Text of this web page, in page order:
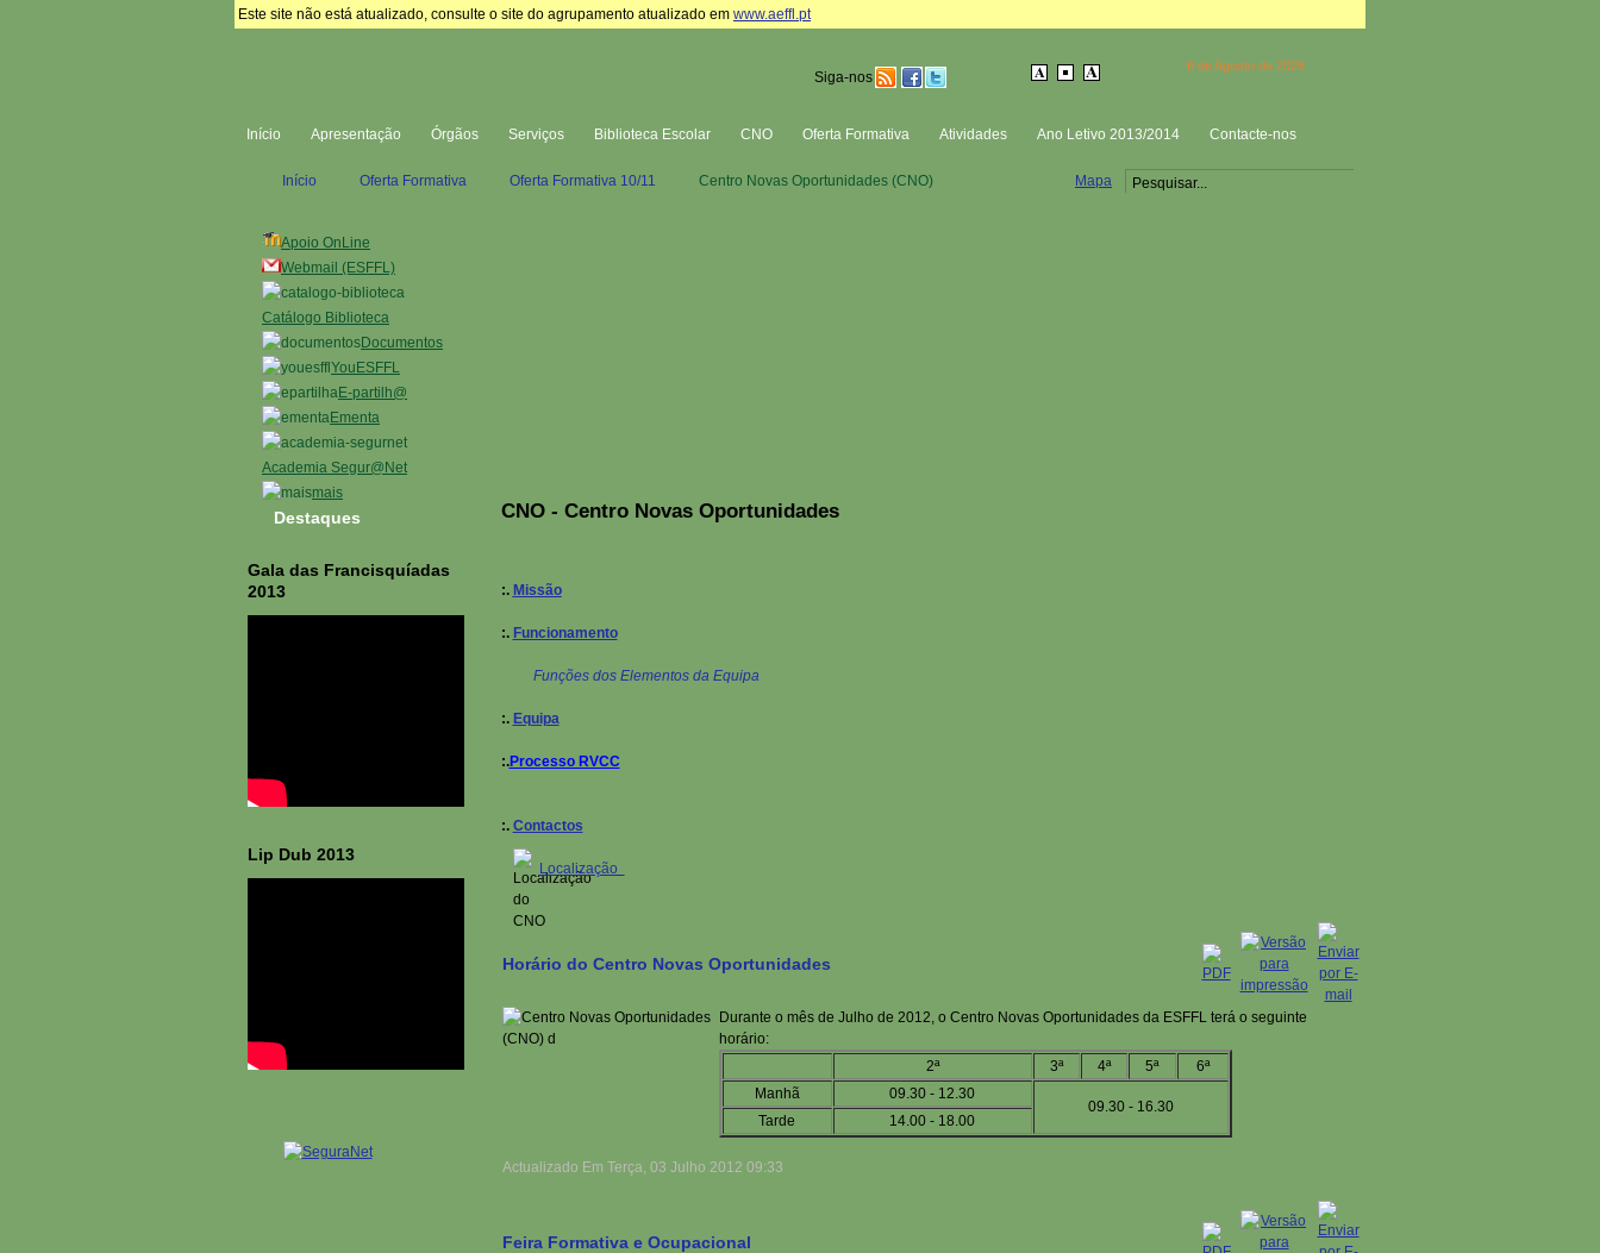
Este site não está atualizado, consulte o site do agrupamento atualizado em www.aeffl.pt
Siga-nos
6 de Agosto de 2026
Início Apresentação Órgãos Serviços Biblioteca Escolar CNO Oferta Formativa Atividades Ano Letivo 2013/2014 Contacte-nos
Apoio OnLine
Webmail (ESFFL)
Catálogo Biblioteca
Documentos
YouESFFL
E-partilh@
Ementa
Academia Segur@Net
mais
Mapa
Início Oferta Formativa Oferta Formativa 10/11 Centro Novas Oportunidades (CNO)
CNO - Centro Novas Oportunidades
:. Missão
:. Funcionamento
Funções dos Elementos da Equipa
:. Equipa
:.Processo RVCC
:. Contactos
Localização
Horário do Centro Novas Oportunidades
Durante o mês de Julho de 2012, o Centro Novas Oportunidades da ESFFL terá o seguinte
horário:
2ª
3ª 4ª 5ª
6ª
Manhã
09.30 - 12.30
09.30 - 16.30
Tarde
14.00 - 18.00
Actualizado Em Terça, 03 Julho 2012 09:33
Feira Formativa e Ocupacional
Destaques
Gala das Francisquíadas
2013
Lip Dub 2013